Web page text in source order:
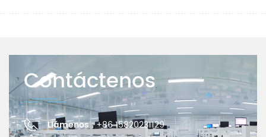
Contáctenos
Llámenos :+86 15820231129